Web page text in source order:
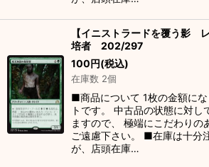
【イニストラードを覆う影
培者 202/297
100円(税込)
在庫数 2個
■商品について 1枚の金額に
トです。 中古品の状態に対し
ますので、 極端にこだわりの
ご遠慮下さい。 ■在庫は十分
が、店頭在庫…